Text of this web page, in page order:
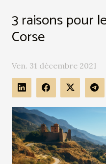
3 raisons pour
Corse
Ven. 31 décembre 2021